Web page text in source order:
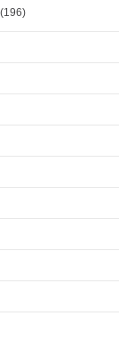
(196)